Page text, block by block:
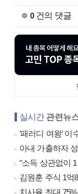
0건의 댓글
실시간관련뉴
'패러디 여왕' 이
아내 가출하자
"소득 상관없이
김원훈 주식 1